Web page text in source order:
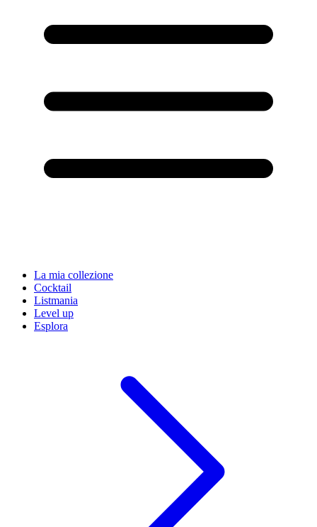
La mia collezione
Cocktail
Listmania
Level up
Esplora